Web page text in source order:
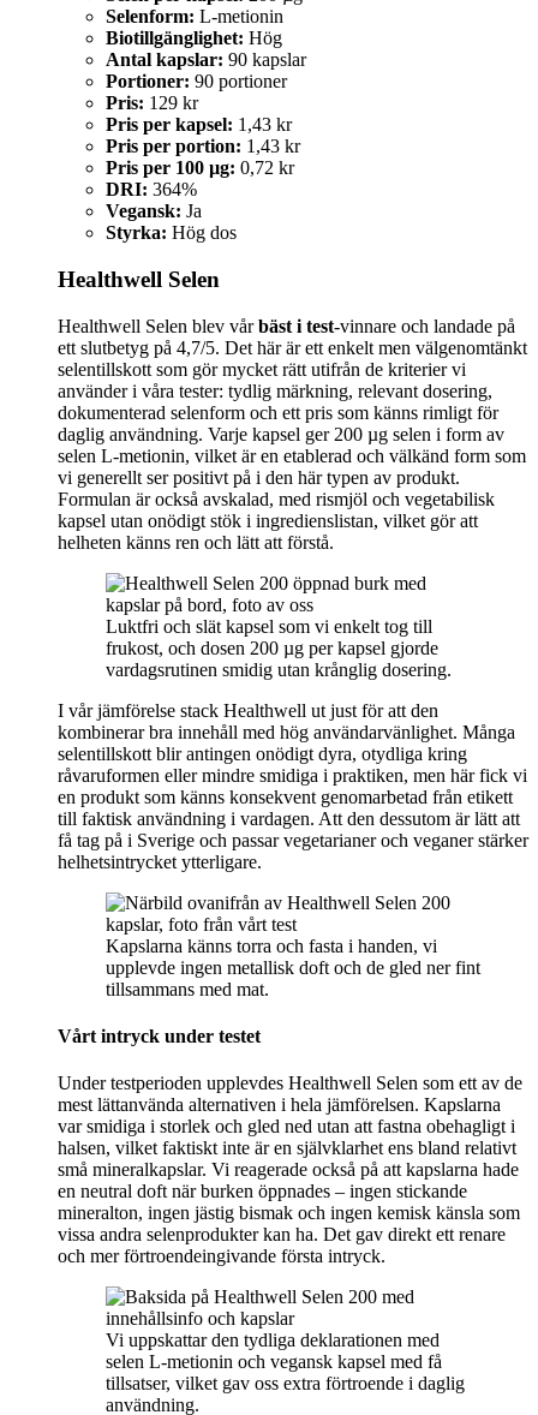
Selenform: L-metionin
Biotillgänglighet: Hög
Antal kapslar: 90 kapslar
Portioner: 90 portioner
Pris: 129 kr
Pris per kapsel: 1,43 kr
Pris per portion: 1,43 kr
Pris per 100 µg: 0,72 kr
DRI: 364%
Vegansk: Ja
Styrka: Hög dos
Healthwell Selen
Healthwell Selen blev vårbäst i test-vinnare och landade på
ett slutbetyg på 4,7/5. Det här är ett enkelt men välgenomtänkt
selentillskott som gör mycket rätt utifrån de kriterier vi
använder i våra tester: tydlig märkning, relevant dosering,
dokumenterad selenform och ett pris som känns rimligt för
daglig användning. Varje kapsel ger 200 µg selen i form av
selen L-metionin, vilket är en etablerad och välkänd form som
vi generellt ser positivt på i den här typen av produkt.
Formulan är också avskalad, med rismjöl och vegetabilisk
kapsel utan onödigt stök i ingredienslistan, vilket gör att
helheten känns ren och lätt att förstå.
Luktfri och slät kapsel som vi enkelt tog till
frukost, och dosen 200 µg per kapsel gjorde
vardagsrutinen smidig utan krånglig dosering.
I vår jämförelse stack Healthwell ut just för att den
kombinerar bra innehåll med hög användarvänlighet. Många
selentillskott blir antingen onödigt dyra, otydliga kring
råvaruformen eller mindre smidiga i praktiken, men här fick vi
en produkt som känns konsekvent genomarbetad från etikett
till faktisk användning i vardagen. Att den dessutom är lätt att
få tag på i Sverige och passar vegetarianer och veganer stärker
helhetsintrycket ytterligare.
Kapslarna känns torra och fasta i handen, vi
upplevde ingen metallisk doft och de gled ner fint
tillsammans med mat.
Vårt intryck under testet
Under testperioden upplevdes Healthwell Selen som ett av de
mest lättanvända alternativen i hela jämförelsen. Kapslarna
var smidiga i storlek och gled ned utan att fastna obehagligt i
halsen, vilket faktiskt inte är en självklarhet ens bland relativt
små mineralkapslar. Vi reagerade också på att kapslarna hade
en neutral doft när burken öppnades – ingen stickande
mineralton, ingen jästig bismak och ingen kemisk känsla som
vissa andra selenprodukter kan ha. Det gav direkt ett renare
och mer förtroendeingivande första intryck.
Vi uppskattar den tydliga deklarationen med
selen L‑metionin och vegansk kapsel med få
tillsatser, vilket gav oss extra förtroende i daglig
användning.